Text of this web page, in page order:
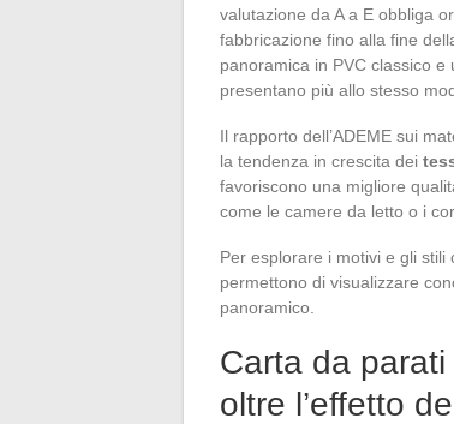
valutazione da A a E obbliga
fabbricazione fino alla fine
panoramica in PVC classico
presentano più allo stesso
Il rapporto dell’ADEME sui
la tendenza in crescita dei
favoriscono una migliore
come le camere da letto o i
Per esplorare i motivi e gli
permettono di visualizzare
panoramico.
Carta da
oltre l’effetto